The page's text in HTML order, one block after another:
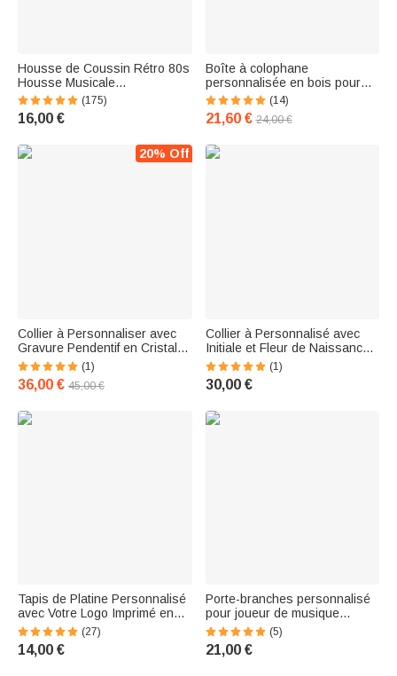
Housse de Coussin Rétro 80s
Housse Musicale
Personnalisée Mixtape
Cadeau Anniversaire
Emménagement pour Amateur
(175)
16,00 €
Boîte à colophane
personnalisée en bois pour
violon violoncelle alto basse
avec nom gravé Accessoires
de violon Cadeau pour
(14)
21,60 € 24,00 €
20% Off
Collier à Personnaliser avec
Gravure Pendentif en Cristal
Breloque Guitare Cadeau
Anniversaire pour Musicien
(1)
36,00 € 45,00 €
Collier à Personnalisé avec
Initiale et Fleur de Naissance
Pendentif avec Fleur et
Notation Musicale Cadeau
Anniversaire Fête des Mères
(1)
30,00 €
Tapis de Platine Personnalisé
avec Votre Logo Imprimé en
Quadrichromie Cadeau
Anniversaire pour les
Musiciens Amateurs de Vinyle
(27)
14,00 €
Porte-branches personnalisé
pour joueur de musique
Cadeau pour joueur de guitare
Idée de cadeau d'anniversaire
pour musicien
(5)
21,00 €